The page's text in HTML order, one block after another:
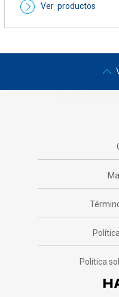
Ver productos
Política